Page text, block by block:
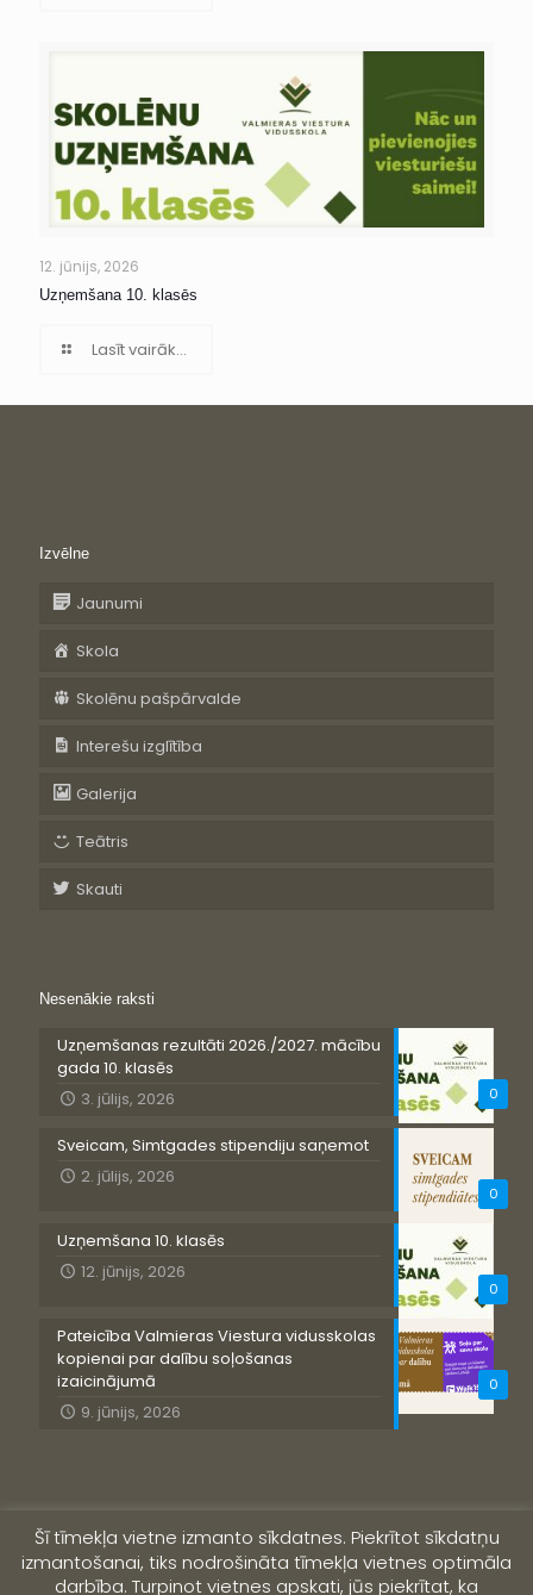
12. jūnijs, 2026
Uzņemšana 10. klasēs
Lasīt vairāk...
Izvēlne
Jaunumi
Skola
Skolēnu pašpārvalde
Interešu izglītība
Galerija
Teātris
Skauti
Nesenākie raksti
0
Uzņemšanas rezultāti 2026./2027. mācību
gada 10. klasēs
3. jūlijs, 2026
0
Sveicam, Simtgades stipendiju saņemot
2. jūlijs, 2026
0
Uzņemšana 10. klasēs
12. jūnijs, 2026
0
Pateicība Valmieras Viestura vidusskolas
kopienai par dalību soļošanas
izaicinājumā
9. jūnijs, 2026
Šī tīmekļa vietne izmanto sīkdatnes. Piekrītot sīkdatņu
izmantošanai, tiks nodrošināta tīmekļa vietnes optimāla
darbība. Turpinot vietnes apskati, jūs piekrītat, ka